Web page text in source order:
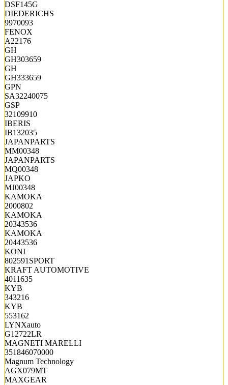
DSF145G
DIEDERICHS
9970093
FENOX
A22176
GH
GH303659
GH
GH333659
GPN
SA32240075
GSP
32109910
IBERIS
IB132035
JAPANPARTS
MM00348
JAPANPARTS
MQ00348
JAPKO
MJ00348
KAMOKA
2000802
KAMOKA
20343536
KAMOKA
20443536
KONI
802591SPORT
KRAFT AUTOMOTIVE
4011635
KYB
343216
KYB
553162
LYNXauto
G12722LR
MAGNETI MARELLI
351846070000
Magnum Technology
AGX079MT
MAXGEAR